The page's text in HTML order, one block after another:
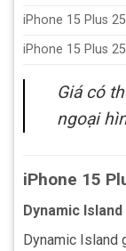
iPhone 15 Plus
iPhone 15 Plus
Giá có
ngoại
iPhone 15
Dynamic
Dynamic Island